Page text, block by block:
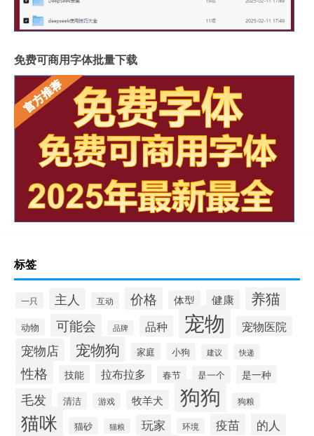
免费可商用字体批量下载
标签
一只 主人 互动 价格 体型 健康 养猫
动物 可能会 品牌 品种 宠物 宠物医院
宠物店 宠物狗 家庭 小狗 建议 快递
性格 技能 拉布拉多 春节 是一个 是一种
毛发 清洁 游戏 牧羊犬 狗狗 狗粮
猫咪 猫砂 猫粮 玩家 环境 疫苗 的人